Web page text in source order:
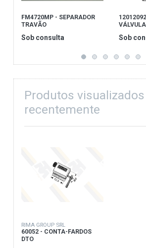
FM4720MP - SEPARADOR
TRAVÃO
Sob consulta Sob
Produtos visualizados
recentemente
RIMA GROUP SRL
60052 - CONTA-FARDOS
DTO